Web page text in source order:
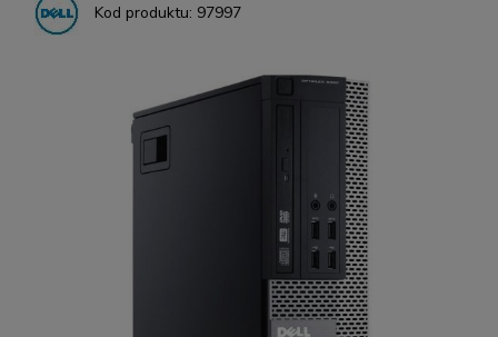
Kod produktu: 97997